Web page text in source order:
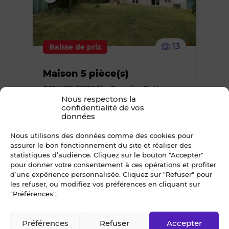
Nous respectons la
confidentialité de vos
données
Nous utilisons des données comme des cookies pour
assurer le bon fonctionnement du site et réaliser des
statistiques d’audience. Cliquez sur le bouton "Accepter"
pour donner votre consentement à ces opérations et profiter
d’une expérience personnalisée. Cliquez sur "Refuser" pour
les refuser, ou modifiez vos préférences en cliquant sur
"Préférences".
Accepter
Refuser
Préférences
supprimer
Baisse de prix 13
Maison 5 pièce(s)
RENNES (35700) - Quartier Patton
113m² • 5 pièces
388 500 €
Ajouter
supprimer